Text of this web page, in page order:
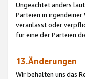
Ungeachtet anders
Parteien in irgendeiner
veranlasst oder
für eine der Parteien
13.Änderungen
Wir behalten uns das